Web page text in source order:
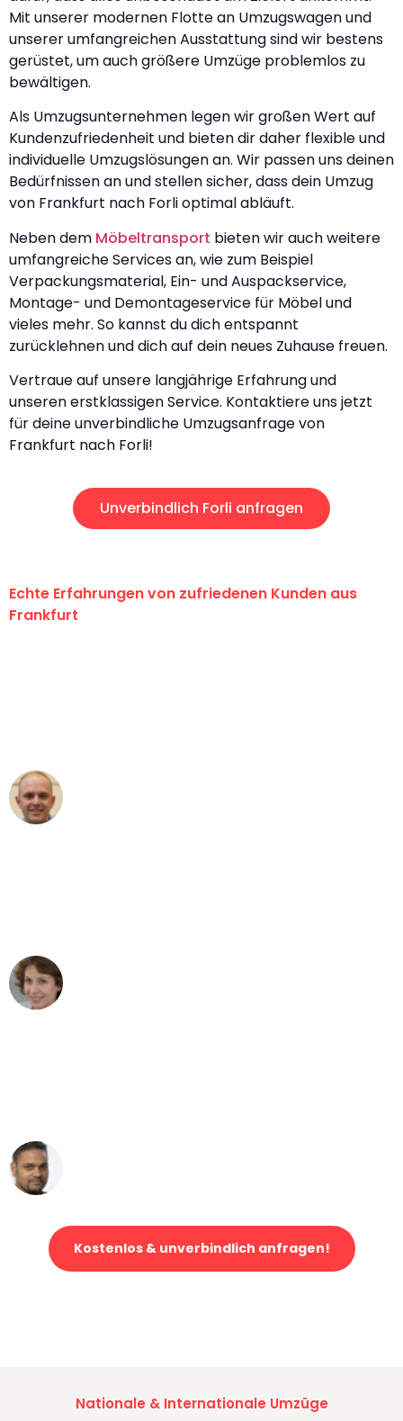
Mit unserer modernen Flotte an Umzugswagen und
unserer umfangreichen Ausstattung sind wir bestens
gerüstet, um auch größere Umzüge problemlos zu
bewältigen.
Als Umzugsunternehmen legen wir großen Wert auf
Kundenzufriedenheit und bieten dir daher flexible und
individuelle Umzugslösungen an. Wir passen uns deinen
Bedürfnissen an und stellen sicher, dass dein Umzug
von Frankfurt nach Forli optimal abläuft.
Neben dem Möbeltransport bieten wir auch weitere
umfangreiche Services an, wie zum Beispiel
Verpackungsmaterial, Ein- und Auspackservice,
Montage- und Demontageservice für Möbel und
vieles mehr. So kannst du dich entspannt
zurücklehnen und dich auf dein neues Zuhause freuen.
Vertraue auf unsere langjährige Erfahrung und
unseren erstklassigen Service. Kontaktiere uns jetzt
für deine unverbindliche Umzugsanfrage von
Frankfurt nach Forli!
Unverbindlich Forli anfragen
Echte Erfahrungen von zufriedenen Kunden aus
Frankfurt
Kostenlos & unverbindlich anfragen!
Nationale & Internationale Umzüge